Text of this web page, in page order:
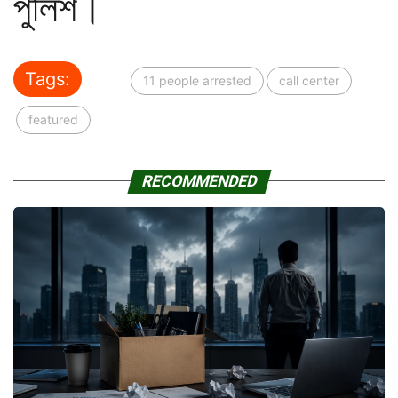
পুলিশ।
Tags: 11 people arrested call center
featured
RECOMMENDED